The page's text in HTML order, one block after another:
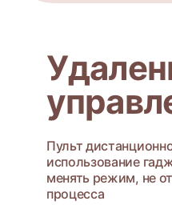
Пульт
использование
менять режим, не
процесса